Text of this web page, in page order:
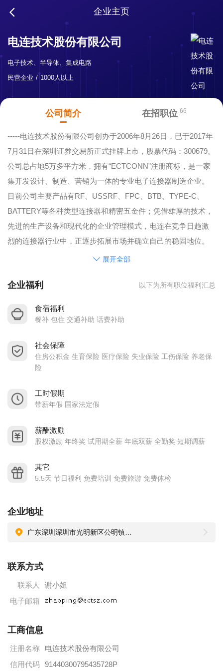
企业主页
电连技术股份有限公司
电子技术、半导体、集成电路
民营企业
1000人以上
公司简介 在招职位 66
-----电连技术股份有限公司创办于2006年8月26日，已于2017年
7月31日在深圳证券交易所正式挂牌上市，股票代码：300679。
公司总占地5万多平方米，拥有“ECTCONN”注册商标，是一家
集开发设计、制造、营销为一体的专业电子连接器制造企业。
目前公司主要产品有RF、USSRF、FPC、BTB、TYPE-C、
BATTERY等各种类型连接器和精密五金件；凭借雄厚的技术，
先进的生产设备和现代化的企业管理模式，电连在竞争日趋激
烈的连接器行业中，正逐步拓展市场并确立自己的稳固地位。
公司在深圳、北京，上海、台北、韩国首尔、日本、北美等多
2008品质体系认证、ISO14001环境管理体系认证、
公司提倡人性化管理和人文关怀。我们以尊重、敬业、创新、
造、服务人才为企业核心竞争力。公司为员工提供众多培训和
学习的机会、提升与晋升的机会，应届毕业生可以帮助办理深
的加入！
福利待遇
器、风扇、饮水机等。
年假、法定节假日等。
福利：购买医疗、工伤、养老保险、住房公积金；年度体检；
其他福利待遇均按国家劳动法执行。
展开全部
企业福利 以下为所有职位福利汇总
食宿福利
餐补 包住 交通补助 话费补助
社会保障
住房公积金 生育保险 医疗保险 失业保险 工伤保险 养老保
险
工时假期
带薪年假 国家法定假
薪酬激励
股权激励 年终奖 试用期全薪 年底双薪 全勤奖 短期调薪
其它
5.5天 节日福利 免费培训 免费旅游 免费体检
企业地址
联系方式
联系人
谢小姐
电子邮箱
工商信息
注册名称
电连技术股份有限公司
信用代码 91440300795435728P